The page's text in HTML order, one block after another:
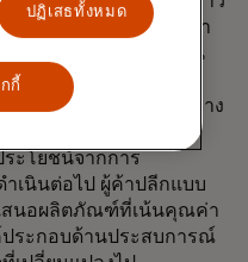
กับประสบการณ์มากกว่า
าะภาวะเงินเฟ้อที่สูงขึ้น
น การเดินทาง การรับ
างสามารถมอบคุณค่าทาง
ลได้มากขึ้น และ
ะโยชน์จากการ
เนินต่อไป ผู้ค้าปลีกแบบ
เสนอผลิตภัณฑ์ที่เน้นคุณค่า
ระกอบด้านประสบการณ์
ปฏิเสธทั้งหมด
กี้